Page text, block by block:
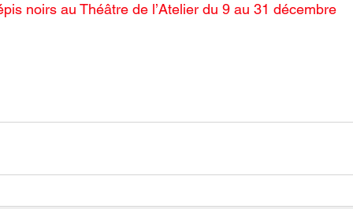
noirs au Théâtre de l’Atelier du 9 au 31 décembre